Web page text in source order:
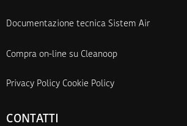
Documentazione tecnica Sistem Air
Compra on-line su Cleanoop
Privacy Policy Cookie Policy
CONTATTI